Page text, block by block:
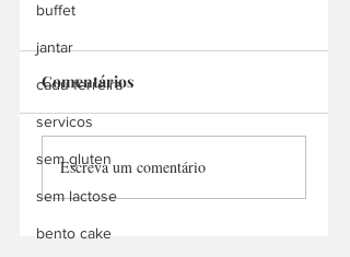
buffet
jantar
cadu ferreira
servicos
sem gluten
sem lactose
bento cake
Manu Churros
Delivery
Comentários
Escreva um comentário